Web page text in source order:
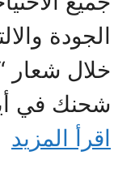
الجودة
خلال شعار
شحنك في
اقرأ المزيد